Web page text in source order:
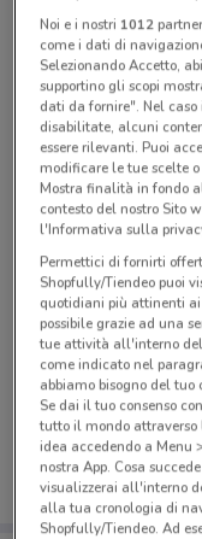
Tutte le
Ci dispiace, al
volantini
Noi e i nostri 1012
come i dati di
Selezionando Accetto,
supportino gli scopi
dati da fornire". Nel caso
disabilitate, alcuni
essere rilevanti. Puoi
modificare le tue scelte
Mostra finalità in fondo
contesto del nostro Sito
l'Informativa sulla
Permettici di fornirti
Shopfully/Tiendeo puoi
quotidiani più attinenti
possibile grazie ad una
tue attività all'interno
come indicato nel
abbiamo bisogno del
Se dai il tuo consenso
tutto il mondo attraverso
idea accedendo a Menu
nostra App. Cosa
visualizzerai all'interno
alla tua cronologia di
Shopfully/Tiendeo. Ad